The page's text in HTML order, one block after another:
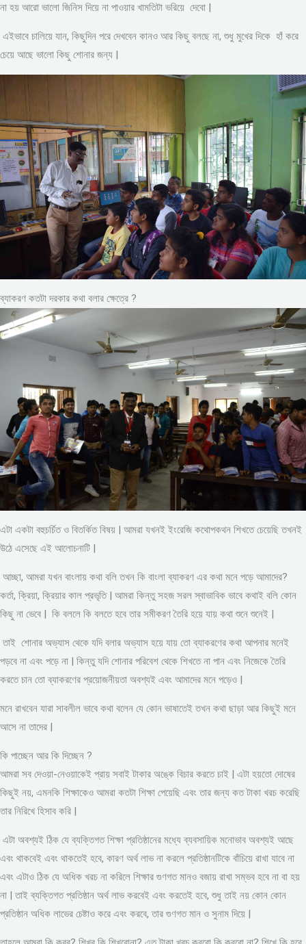
না হয় আরো ভালো জিনিস দিয়ে না পাওয়ার খামতিটা ভরিয়ে দেবো |
এইভাবে চালিয়ে যান, কিছুদিন পরে দেখবেন কানও আর কিছু বলছে না, শুধু মুখের দিকে হাঁ করে
চেয়ে আছে ভালো কিছু শোনার জন্য |
ব্যাকরণ কতটা দরকার কথা বলার ক্ষেত্রে ?
এটা একটা বহুচর্চিত ও বিতর্কিত বিষয় | আমরা যখনই ইংরেজি কথোপকথন শিখতে চেয়েছি তখনই
উঠে এসেছে এই আলোচনাটি |
আচ্ছা, আমরা যখন বাংলায় কথা বলি তখন কি বাংলা ব্যাকরণ এর কথা মনে পড়ে আমাদের?
কর্তা, ক্রিয়া, ক্রিয়ার কাল প্রভৃতি | আমরা কিন্তু সহজ সরল স্বাভাবিক ভাবে কথাই বলি কোন
কিছু না ভেবে | কি বললে কি বলতে হবে তার সমীকরণ তৈরি হয়ে যায় কথা শুনে শুনেই |
তাই শোনার অভ্যাস থেকে যদি বলার অভ্যাস হয়ে যায় তো ব্যাকরণের কথা আপনার মনেই
পড়বে না এবং পড়ে না | কিন্তু যদি শোনার পরিবেশ থেকে শিখতে না পান এবং নিজেকে তৈরি
করতে চান তো ব্যাকরণের প্রয়োজনীয়তা অবশ্যই এবং আমাদের মনে পড়েও |
মনে রাখবেন যারা সাবলীল ভাবে কথা বলেন যে কোন ভাষাতেই তখন কথা ছাড়া আর কিছুই মনে
আসে না তাদের |
কি পাচ্ছেন আর কি দিচ্ছেন ?
আমরা সব দেওয়া-নেওয়াকেই প্রায় সবাই টাকার অঙ্কে বিচার করতে চাই | এটা হয়তো দোষের
কিছুই নয়, এমনকি শিক্ষাকেও আমরা কতটা শিক্ষা পেয়েছি এবং তার জন্য কত টাকা খরচ করেছি
তার নিরিখে হিসাব করি |
এটা অবশ্যই ঠিক যে ব্যক্তিগত শিক্ষা প্রতিষ্ঠানের মধ্যে ব্যবসায়িক মনোভাব অবশ্যই আছে
এবং থাকবেই এবং থাকতেই হবে, কারণ অর্থ লাভ না করলে প্রতিষ্ঠানটিকে বাঁচিয়ে রাখা যাবে না
এবং এটাও ঠিক যে অধিক খরচ না করিলে শিক্ষার গুণগত মানও বজায় রাখা সম্ভব হবে না বা হয়
না | তাই ব্যক্তিগত প্রতিষ্ঠান অর্থ লাভ করবেই এবং করতেই হবে, শুধু তাই নয় কোন কোন
প্রতিষ্ঠান অধিক লাভের চেষ্টাও করে এবং করবে, তার গুণগত মান ও সুনাম দিয়ে |